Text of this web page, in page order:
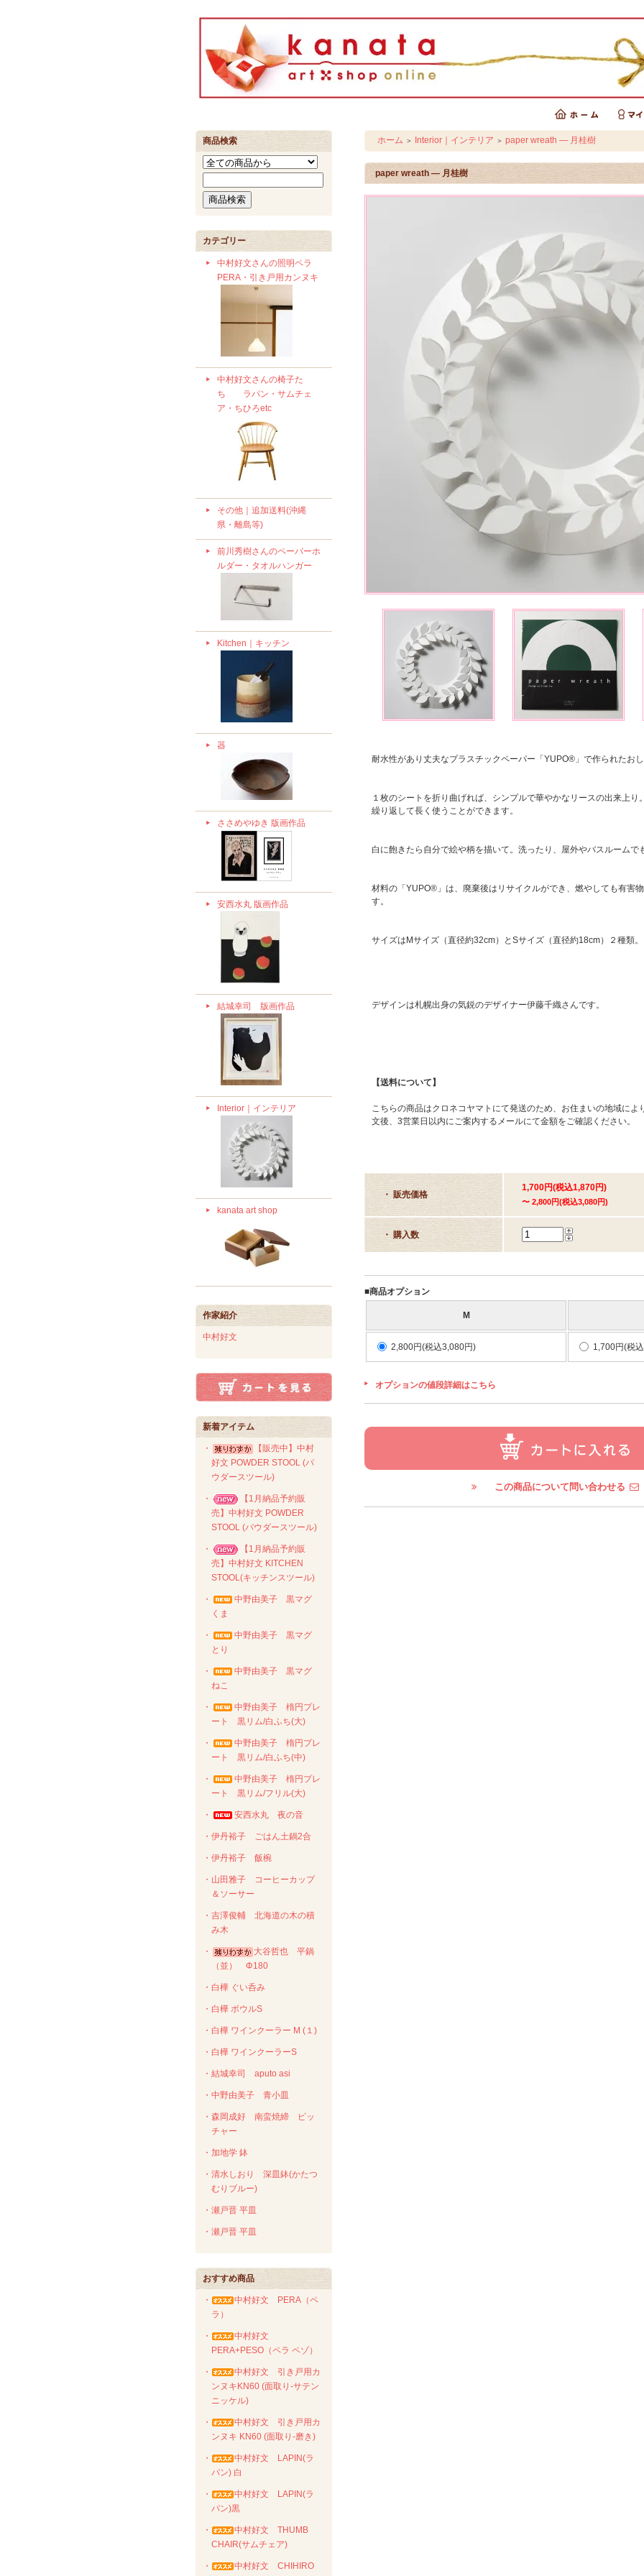
商品検索
カテゴリー
中村好文さんの照明ペラ
PERA・引き戸用カンヌキ
中村好文さんの椅子た
ち ラパン・サムチェ
ア・ちひろetc
その他｜追加送料(沖縄
県・離島等)
前川秀樹さんのペーパーホ
ルダー・タオルハンガー
Kitchen｜キッチン
器
ささめやゆき 版画作品
安西水丸 版画作品
結城幸司 版画作品
Interior｜インテリア
kanata art shop
作家紹介
中村好文
新着アイテム
・
【販売中】中村
好文 POWDER STOOL (パ
ウダースツール)
・
【1月納品予約販
売】中村好文 POWDER
STOOL (パウダースツール)
・
【1月納品予約販
売】中村好文 KITCHEN
STOOL(キッチンスツール)
・
中野由美子 黒マグ
くま
・
中野由美子 黒マグ
とり
・
中野由美子 黒マグ
ねこ
・
中野由美子 楕円プレ
ート 黒リム/白ふち(大)
・
中野由美子 楕円プレ
ート 黒リム/白ふち(中)
・
中野由美子 楕円プレ
ート 黒リム/フリル(大)
・ 安西水丸 夜の音
・伊丹裕子 ごはん土鍋2合
・伊丹裕子 飯椀
・山田雅子 コーヒーカップ
＆ソーサー
・吉澤俊輔 北海道の木の積
み木
・
大谷哲也 平鍋
（並） Φ180
・白樺 ぐい呑み
・白樺 ボウルS
・白樺 ワインクーラー M (１)
・白樺 ワインクーラーS
・結城幸司 aputo asi
・中野由美子 青小皿
・森岡成好 南蛮焼締 ピッ
チャー
・加地学 鉢
・清水しおり 深皿鉢(かたつ
むりブルー)
・瀬戸晋 平皿
・瀬戸晋 平皿
おすすめ商品
・
中村好文 PERA（ペ
ラ）
・
中村好文
PERA+PESO（ペラ ペゾ）
・
中村好文 引き戸用カ
ンヌキKN60 (面取り-サテン
ニッケル)
・
中村好文 引き戸用カ
ンヌキ KN60 (面取り-磨き)
・
中村好文 LAPIN(ラ
パン) 白
・
中村好文 LAPIN(ラ
パン)黒
・
中村好文 THUMB
CHAIR(サムチェア)
・
中村好文 CHIHIRO
ホーム ＞ Interior｜インテリア ＞ paper wreath ― 月桂樹
paper wreath ― 月桂樹
耐水性があり丈夫なプラスチックペーパー「YUPO®」で作られたおし
１枚のシートを折り曲げれば、シンプルで華やかなリースの出来上り
繰り返して長く使うことができます。
白に飽きたら自分で絵や柄を描いて。洗ったり、屋外やバスルームで
材料の「YUPO®」は、廃棄後はリサイクルができ、燃やしても有害
す。
サイズはMサイズ（直径約32cm）とSサイズ（直径約18cm）２種類。
デザインは札幌出身の気鋭のデザイナー伊藤千織さんです。
【送料について】
こちらの商品はクロネコヤマトにて発送のため、お住まいの地域によ
文後、3営業日以内にご案内するメールにて金額をご確認ください。
・ 販売価格
1,700円(税込1,870円)
〜 2,800円(税込3,080円)
・ 購入数
■商品オプション
M
2,800円(税込3,080円) 1,700円(税
オプションの値段詳細はこちら
この商品について問い合わせる